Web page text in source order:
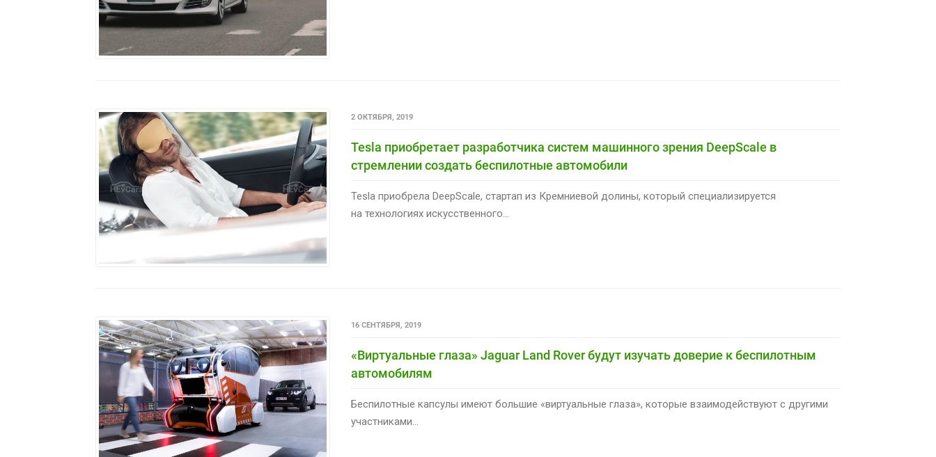
2 ОКТЯБРЯ, 2019
Tesla приобретает разработчика систем машинного зрения DeepScale в
стремлении создать беспилотные автомобили
Tesla приобрела DeepScale, стартап из Кремниевой долины, который специализируется
на технологиях искусственного...
16 СЕНТЯБРЯ, 2019
«Виртуальные глаза» Jaguar Land Rover будут изучать доверие к беспилотным
автомобилям
Беспилотные капсулы имеют большие «виртуальные глаза», которые взаимодействуют с другими
участниками...